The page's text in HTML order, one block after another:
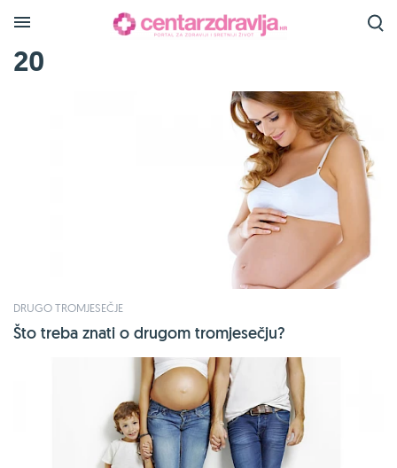
20
DRUGO TROMJESEČJE
Što treba znati o drugom tromjesečju?